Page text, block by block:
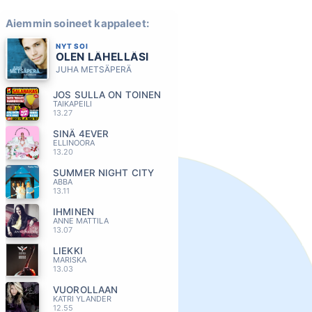
Aiemmin soineet kappaleet:
NYT SOI
OLEN LÄHELLÄSI
JUHA METSÄPERÄ
JOS SULLA ON TOINEN
TAIKAPEILI
13.27
SINÄ 4EVER
ELLINOORA
13.20
SUMMER NIGHT CITY
ABBA
13.11
IHMINEN
ANNE MATTILA
13.07
LIEKKI
MARISKA
13.03
VUOROLLAAN
KATRI YLANDER
12.55